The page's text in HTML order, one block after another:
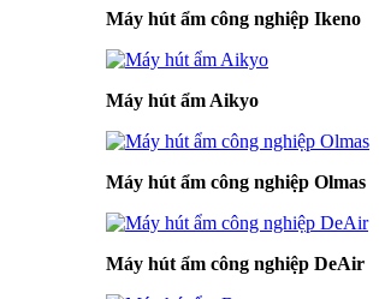
Máy hút ẩm công nghiệp Ikeno
Máy hút ẩm Aikyo
Máy hút ẩm công nghiệp Olmas
Máy hút ẩm công nghiệp DeAir